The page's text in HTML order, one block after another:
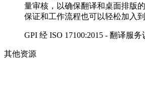
量审核，以确保翻译和桌面排版
保证和工作流程也可以轻松加入
GPI 经 ISO 17100:2015 - 翻译服务
其他资源